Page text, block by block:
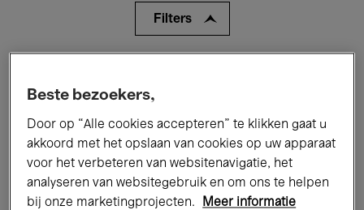
Filters
Performances Lezingen & Debatten
Jazz Klassieke Muziek Global Music
Beste bezoekers,
Door op “Alle cookies accepteren” te klikken gaat u
akkoord met het opslaan van cookies op uw apparaat
voor het verbeteren van websitenavigatie, het
analyseren van websitegebruik en om ons te helpen
bij onze marketingprojecten.
Meer informatie